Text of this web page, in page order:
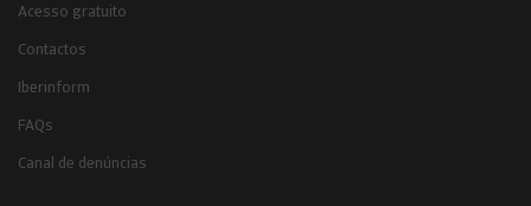
Acesso gratuito
Contactos
Iberinform
FAQs
Canal de denúncias